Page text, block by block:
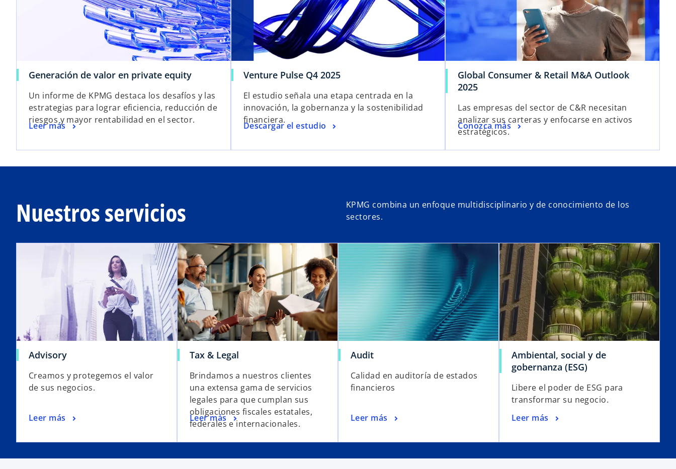
Generación de valor en private equity
Un informe de KPMG destaca los desafíos y las
estrategias para lograr eficiencia, reducción de
riesgos y mayor rentabilidad en el sector.
Leer más
Venture Pulse Q4 2025
El estudio señala una etapa centrada en la
innovación, la gobernanza y la sostenibilidad
financiera.
Descargar el estudio
Global Consumer & Retail M&A Outlook
2025
Las empresas del sector de C&R necesitan
analizar sus carteras y enfocarse en activos
estratégicos.
Conozca más
Nuestros servicios
KPMG combina un enfoque multidisciplinario y de conocimiento de los
sectores.
Advisory
Creamos y protegemos el valor
de sus negocios.
Leer más
Tax & Legal
Brindamos a nuestros clientes
una extensa gama de servicios
legales para que cumplan sus
obligaciones fiscales estatales,
federales e internacionales.
Leer más
Audit
Calidad en auditoría de estados
financieros
Leer más
Ambiental, social y de
gobernanza (ESG)
Libere el poder de ESG para
transformar su negocio.
Leer más